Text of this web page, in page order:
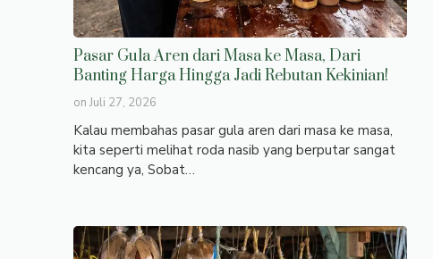
Pasar Gula Aren dari Masa ke Masa, Dari
Banting Harga Hingga Jadi Rebutan Kekinian!
on Juli 27, 2026
Kalau membahas pasar gula aren dari masa ke masa,
kita seperti melihat roda nasib yang berputar sangat
kencang ya, Sobat…